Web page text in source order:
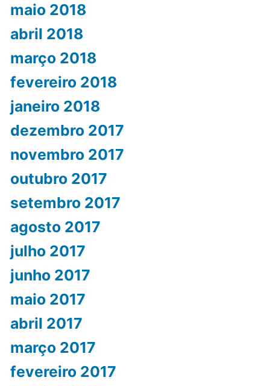
maio 2018
abril 2018
março 2018
fevereiro 2018
janeiro 2018
dezembro 2017
novembro 2017
outubro 2017
setembro 2017
agosto 2017
julho 2017
junho 2017
maio 2017
abril 2017
março 2017
fevereiro 2017